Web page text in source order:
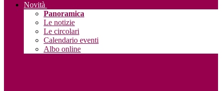
Novità
Panoramica
Le notizie
Le circolari
Calendario eventi
Albo online